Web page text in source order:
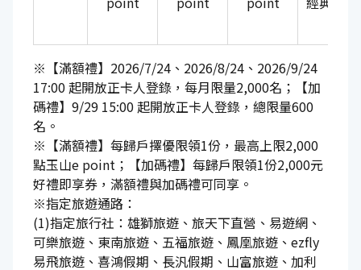
※【滿額禮】2026/7/24、2026/8/24、2026/9/24
17:00 起開放正卡人登錄，每月限量2,000名；【加
碼禮】9/29 15:00 起開放正卡人登錄，總限量600
名。
※【滿額禮】每歸戶擇優限領1份，最高上限2,000
點玉山e point；【加碼禮】每歸戶限領1份2,000元
好禮即享券，滿額禮與加碼禮可同享。
※指定旅遊通路：
(1)指定旅行社：雄獅旅遊、旅天下直營、易遊網、
可樂旅遊、東南旅遊、五福旅遊、鳳凰旅遊、ezfly
易飛旅遊、喜鴻假期、長汎假期、山富旅遊、加利